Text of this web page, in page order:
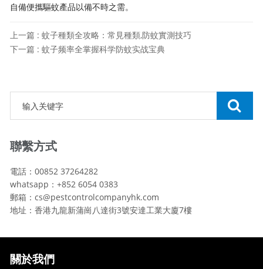
自備便攜驅蚊產品以備不時之需。
上一篇 : 蚊子種類全攻略：常見種類,防蚊實測技巧
下一篇 : 蚊子频率全掌握科学防蚊实战宝典
聯繫方式
電話：00852 37264282
whatsapp：+852 6054 0383
郵箱：cs@pestcontrolcompanyhk.com
地址：香港九龍新蒲崗八達街3號安達工業大廈7樓
關於我們